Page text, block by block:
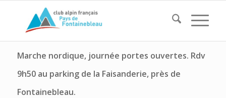
Marche nordique, journée portes ouvertes. Rdv
9h50 au parking de la Faisanderie, près de
Fontainebleau.